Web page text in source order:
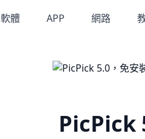
軟體 APP 網路
PicPick